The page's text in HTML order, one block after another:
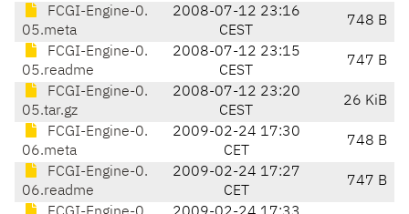
FCGI-Engine-0.
05.meta
2008-07-12 23:16
CEST
748 B
FCGI-Engine-0.
05.readme
2008-07-12 23:15
CEST
747 B
FCGI-Engine-0.
05.tar.gz
2008-07-12 23:20
CEST
26 KiB
FCGI-Engine-0.
06.meta
2009-02-24 17:30
CET
748 B
FCGI-Engine-0.
06.readme
2009-02-24 17:27
CET
747 B